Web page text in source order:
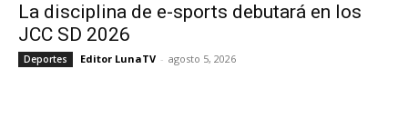
La disciplina de e-sports debutará en los
JCC SD 2026
Deportes Editor LunaTV - agosto 5, 2026